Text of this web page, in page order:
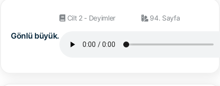
Gönlü büyük.
Cilt 2 - Deyimler 94. Sayfa